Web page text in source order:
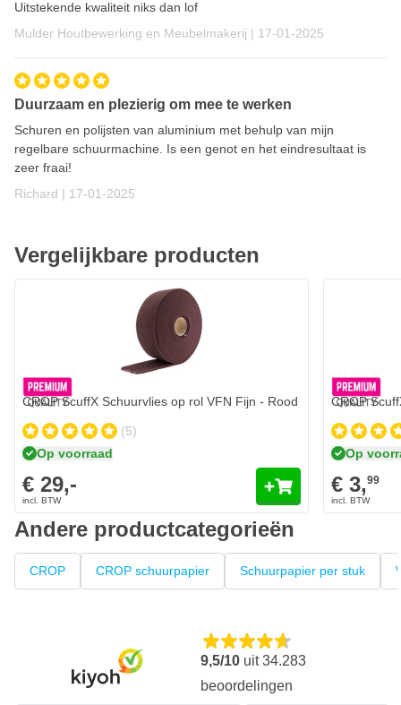
Uitstekende kwaliteit niks dan lof
Mulder Houtbewerking en Meubelmakerij | 17 januari 2025
17-01-2025
Duurzaam en plezierig om mee te werken
Schuren en polijsten van aluminium met behulp van mijn
regelbare schuurmachine. Is een genot en het eindresultaat is
zeer fraai!
Richard | 17 januari 2025
17-01-2025
Vergelijkbare producten
CROP ScuffX Schuurvlies op rol VFN Fijn - Rood
(5)
Op voorraad
€ 29,-
CROP
Op
€ 3,99
Andere productcategorieën
CROP CROP schuurpapier Schuurpapier per stuk
9,5/10 uit34.283
beoordelingen